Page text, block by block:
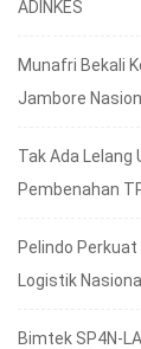
ADINKES
Munafri Bekali
Jambore
Tak Ada Lelang
Pembenahan
Pelindo
Logistik
Bimtek SP4N-